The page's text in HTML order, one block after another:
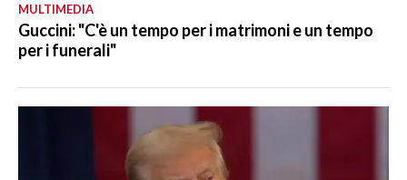
MULTIMEDIA
Guccini: "C'è un tempo per i matrimoni e un tempo
per i funerali"